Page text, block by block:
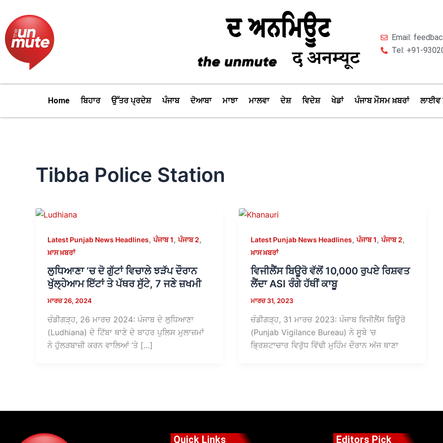
content
Email:
Tel: +91-
Home ਬਿਹਾਰ ਉੱਤਰ ਪ੍ਰਦੇਸ਼ ਪੰਜਾਬ ਦੋਆਬਾ ਮਾਝਾ ਮਾਲਵਾ ਦੇਸ਼ ਵਿਦੇਸ਼ ਖੇਡਾਂ ਪੰਜਾਬ ਮੌਸਮ ਖ਼ਬਰਾਂ ਲਾਈਵ
Tibba Police Station
Latest Punjab News Headlines,ਪੰਜਾਬ 1,ਪੰਜਾਬ 2,
ਖ਼ਾਸ ਖ਼ਬਰਾਂ
ਲੁਧਿਆਣਾ ‘ਚ ਦੋ ਗੁੱਟਾਂ ਵਿਚਾਲੇ ਝੜੱਪ ਦੌਰਾਨ
ਖੁੱਲ੍ਹੇਆਮ ਇੱਟਾਂ ਤੇ ਪੱਥਰ ਸੁੱਟੇ, 7 ਜਣੇ ਜ਼ਖਮੀ
ਮਾਰਚ 26, 2024
ਚੰਡੀਗੜ੍ਹ, 26 ਮਾਰਚ 2024: ਪੰਜਾਬ ਦੇ ਲੁਧਿਆਣਾ
(Ludhiana) ਦੇ ਟਿੱਬਾ ਥਾਣੇ ਦੇ ਬਾਹਰ ਪੁਲਿਸ ਮੁਲਾਜ਼ਮਾਂ
ਨੇ ਹੁੱਲੜਬਾਜ਼ੀ ਕਰਨ ਵਾਲਿਆਂ ‘ਤੇ […]
Latest Punjab News Headlines,ਪੰਜਾਬ 1,ਪੰਜਾਬ 2,
ਖ਼ਾਸ ਖ਼ਬਰਾਂ
ਵਿਜੀਲੈਂਸ ਬਿਊਰੋ ਵੱਲੋਂ 10,000 ਰੁਪਏ ਰਿਸ਼ਵਤ
ਲੈਂਦਾ ASI ਰੰਗੇ ਹੱਥੀਂ ਕਾਬੂ
ਮਾਰਚ 31, 2023
ਚੰਡੀਗੜ੍ਹ, 31 ਮਾਰਚ 2023: ਪੰਜਾਬ ਵਿਜੀਲੈਂਸ ਬਿਊਰੋ
(Punjab Vigilance Bureau) ਨੇ ਸੂਬੇ ‘ਚ
ਭ੍ਰਿਸ਼ਟਾਚਾਰ ਵਿਰੁੱਧ ਵਿੱਢੀ ਮੁਹਿੰਮ ਦੌਰਾਨ ਅੱਜ ਥਾਣਾ
Quick Links Editors Pick